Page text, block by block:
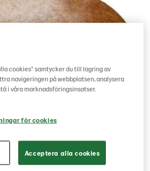
cookies" samtycker du till lagring av
navigeringen på webbplatsen, analysera
i våra marknadsföringsinsatser.
för cookies
Acceptera alla cookies